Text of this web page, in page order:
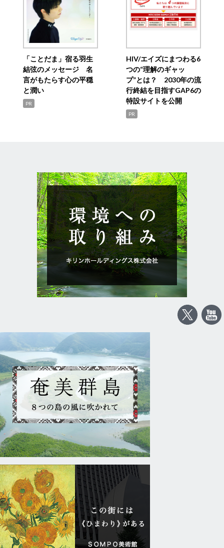
「ことだま」宿る羽生
結弦のメッセージ 名
言がもたらす心の平穏
と潤い
PR
HIV/エイズにまつわる6
つの“理解のギャッ
プ”とは？ 2030年の流
行終結を目指すGAP6の
特設サイトを公開
PR